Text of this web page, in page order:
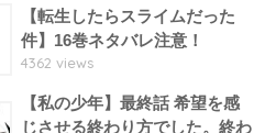
【転生したらスライムだった
件】16巻ネタバレ注意！
4362 views
【私の少年】最終話 希望を感
じさせる終わり方でした。終わ